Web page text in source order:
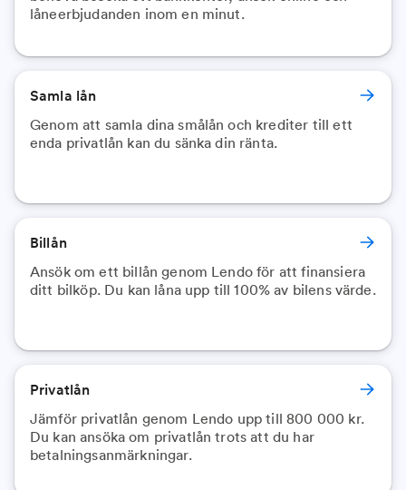
låneerbjudanden inom en minut.
Samla lån
Genom att samla dina smålån och krediter till ett
enda privatlån kan du sänka din ränta.
Billån
Ansök om ett billån genom Lendo för att finansiera
ditt bilköp. Du kan låna upp till 100% av bilens värde.
Privatlån
Jämför privatlån genom Lendo upp till 800 000 kr.
Du kan ansöka om privatlån trots att du har
betalningsanmärkningar.